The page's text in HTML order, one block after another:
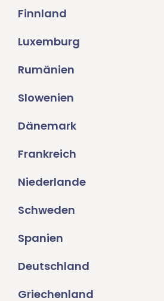
Finnland
Luxemburg
Rumänien
Slowenien
Dänemark
Frankreich
Niederlande
Schweden
Spanien
Deutschland
Griechenland